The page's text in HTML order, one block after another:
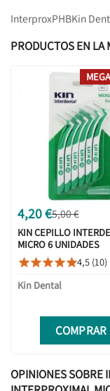
InterproxPHBKin
PRODUCTOS EN LA
4,20 €5,00 €
KIN CEPILLO
MICRO 6 UNIDADES
4,5 (10)
Kin Dental
COMPRAR
OPINIONES SOBRE